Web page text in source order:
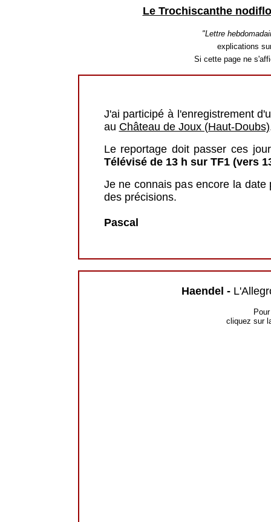
Le Trochiscanthe
"Lettre
explications
Si cette page ne
J'ai participé à l'enregistrement
au Château de Joux (Haut-Doubs)
Le reportage doit passer ces
Télévisé de 13 h sur TF1 (vers
Je ne connais pas encore la
des précisions.
Pascal
Haendel -
cliquez sur